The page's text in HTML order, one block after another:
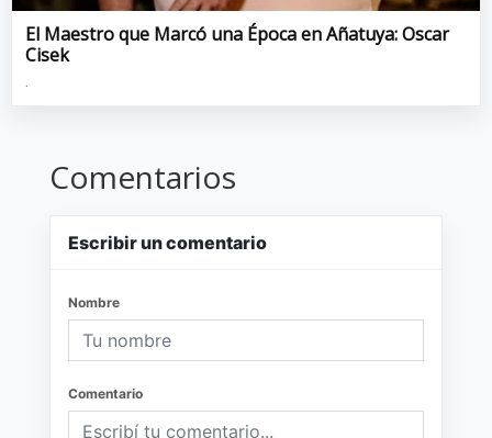
El Maestro que Marcó una Época en Añatuya: Oscar
Cisek
.
Comentarios
Escribir un comentario
Nombre
Comentario